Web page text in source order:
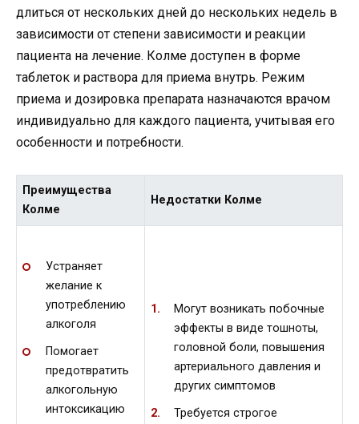
длиться от нескольких дней до нескольких недель в
зависимости от степени зависимости и реакции
пациента на лечение. Колме доступен в форме
таблеток и раствора для приема внутрь. Режим
приема и дозировка препарата назначаются врачом
индивидуально для каждого пациента, учитывая его
особенности и потребности.
Преимущества
Колме
Недостатки Колме
Устраняет
желание к
употреблению
алкоголя
Помогает
предотвратить
алкогольную
интоксикацию
Могут возникать побочные
эффекты в виде тошноты,
головной боли, повышения
артериального давления и
других симптомов
Требуется строгое